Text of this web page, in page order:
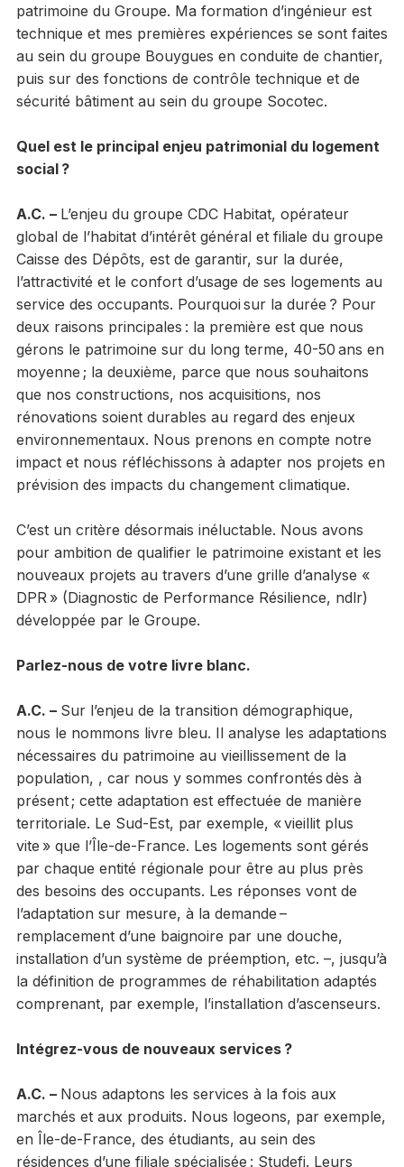
patrimoine du Groupe. Ma formation d’ingénieur est
technique et mes premières expériences se sont faites
au sein du groupe Bouygues en conduite de chantier,
puis sur des fonctions de contrôle technique et de
sécurité bâtiment au sein du groupe Socotec.
Quel est le principal enjeu patrimonial du logement
social ?
A.C. – L’enjeu du groupe CDC Habitat, opérateur
global de l’habitat d’intérêt général et filiale du groupe
Caisse des Dépôts, est de garantir, sur la durée,
l’attractivité et le confort d’usage de ses logements au
service des occupants. Pourquoi sur la durée ? Pour
deux raisons principales : la première est que nous
gérons le patrimoine sur du long terme, 40-50 ans en
moyenne ; la deuxième, parce que nous souhaitons
que nos constructions, nos acquisitions, nos
rénovations soient durables au regard des enjeux
environnementaux. Nous prenons en compte notre
impact et nous réfléchissons à adapter nos projets en
prévision des impacts du changement climatique.
C’est un critère désormais inéluctable. Nous avons
pour ambition de qualifier le patrimoine existant et les
nouveaux projets au travers d’une grille d’analyse «
DPR » (Diagnostic de Performance Résilience, ndlr)
développée par le Groupe.
Parlez-nous de votre livre blanc.
A.C. – Sur l’enjeu de la transition démographique,
nous le nommons livre bleu. Il analyse les adaptations
nécessaires du patrimoine au vieillissement de la
population, , car nous y sommes confrontés dès à
présent ; cette adaptation est effectuée de manière
territoriale. Le Sud-Est, par exemple, « vieillit plus
vite » que l’Île-de-France. Les logements sont gérés
par chaque entité régionale pour être au plus près
des besoins des occupants. Les réponses vont de
l’adaptation sur mesure, à la demande –
remplacement d’une baignoire par une douche,
installation d’un système de préemption, etc. –, jusqu’à
la définition de programmes de réhabilitation adaptés
comprenant, par exemple, l’installation d’ascenseurs.
Intégrez-vous de nouveaux services ?
A.C. – Nous adaptons les services à la fois aux
marchés et aux produits. Nous logeons, par exemple,
en Île-de-France, des étudiants, au sein des
résidences d’une filiale spécialisée : Studefi. Leurs